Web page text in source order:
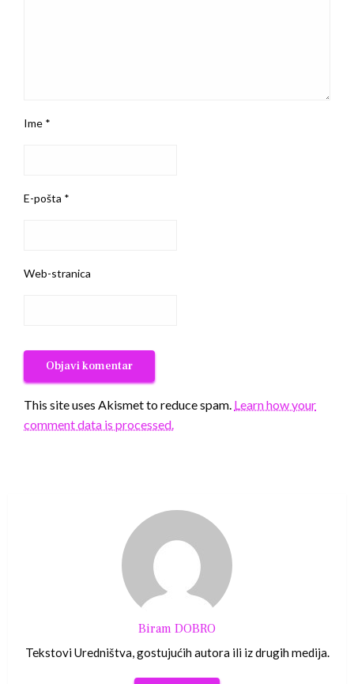
Ime *
E-pošta *
Web-stranica
This site uses Akismet to reduce spam. Learn how your
comment data is processed.
Biram DOBRO
Tekstovi Uredništva, gostujućih autora ili iz drugih medija.